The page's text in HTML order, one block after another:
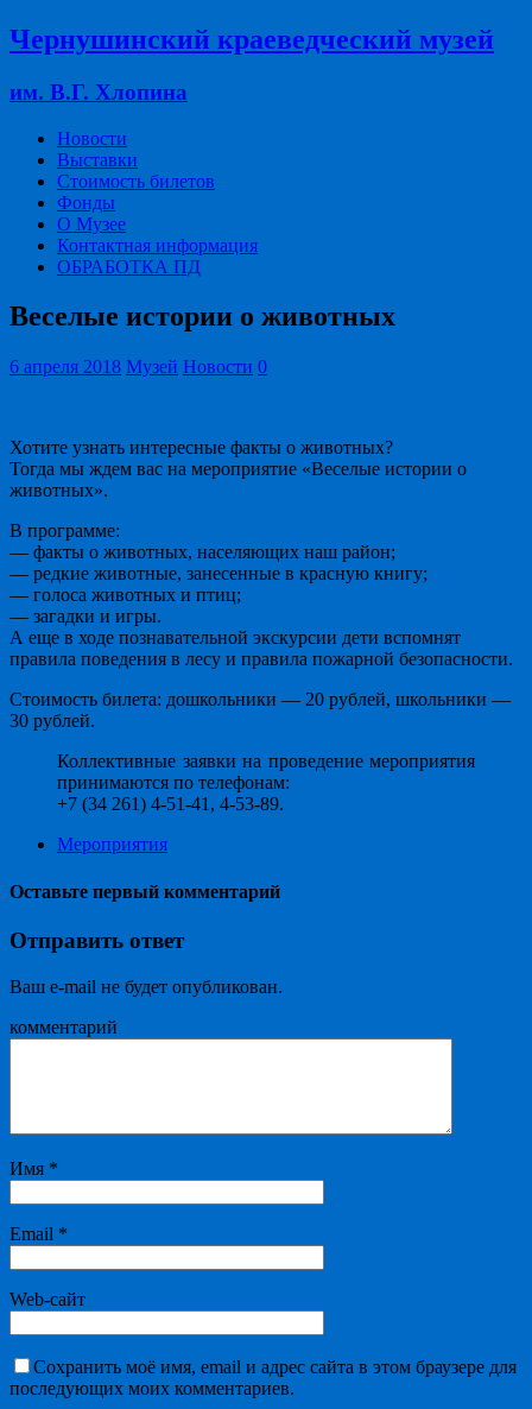
Чернушинский краеведческий музей
им. В.Г. Хлопина
Новости
Выставки
Стоимость билетов
Фонды
О Музее
Контактная информация
ОБРАБОТКА ПД
Веселые истории о животных
6 апреля 2018 Музей Новости 0
Хотите узнать интересные факты о животных?
Тогда мы ждем вас на мероприятие «Веселые истории о
животных».
В программе:
— факты о животных, населяющих наш район;
— редкие животные, занесенные в красную книгу;
— голоса животных и птиц;
— загадки и игры.
А еще в ходе познавательной экскурсии дети вспомнят
правила поведения в лесу и правила пожарной безопасности.
Стоимость билета: дошкольники — 20 рублей, школьники —
30 рублей.
Коллективные заявки на проведение мероприятия
принимаются по телефонам:
+7 (34 261) 4-51-41, 4-53-89.
Мероприятия
Оставьте первый комментарий
Отправить ответ
Ваш e-mail не будет опубликован.
комментарий
Имя *
Email *
Web-сайт
Сохранить моё имя, email и адрес сайта в этом браузере для
последующих моих комментариев.